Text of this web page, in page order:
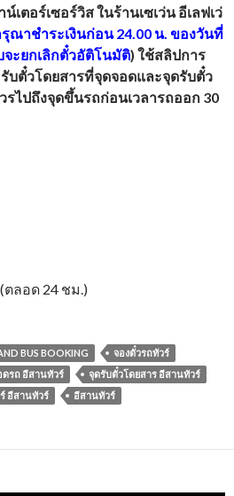
เตอร์เซอร์วิส ในร้านเซเว่น อีเลฟเว่
ณาชำระเงินก่อน 24.00 น. ของวันที่
จะยกเลิกตั๋วอัติโนมัติ) ใช้สลิปการ
รับตั๋วโดยสารที่จุดจอดและจุดรับตั๋ว
รไปถึงจุดขึ้นรถก่อนเวลารถออก 30
ตลอด 24 ชม.)
BUS BOOKING
จองตั๋วรถทัวร์
ดรถ อีสานทัวร์
จุดรับตั๋วโดยสาร อีสานทัวร์
อีสานทัวร์ อีสานทัวร์